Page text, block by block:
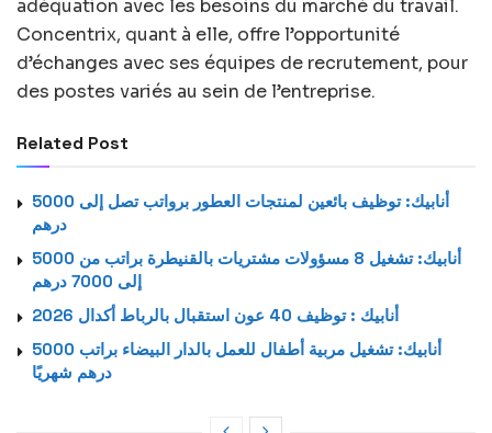
adéquation avec les besoins du marché du travail.
Concentrix, quant à elle, offre l’opportunité
d’échanges avec ses équipes de recrutement, pour
des postes variés au sein de l’entreprise.
Related Post
أنابيك: توظيف بائعين لمنتجات العطور برواتب تصل إلى 5000
درهم
أنابيك: تشغيل 8 مسؤولات مشتريات بالقنيطرة براتب من 5000
إلى 7000 درهم
أنابيك : توظيف 40 عون استقبال بالرباط أكدال 2026
أنابيك: تشغيل مربية أطفال للعمل بالدار البيضاء براتب 5000
درهم شهريًا